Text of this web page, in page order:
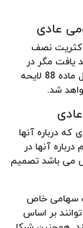
نصف
یافت مگر در
مورد انتخاب مدیران و بازرسان که مطابق ذیل ماده 88 لایحه
شد.
درباره آنها
آنها در
می باشد تصمیم
سهامی خاص
بر اساس